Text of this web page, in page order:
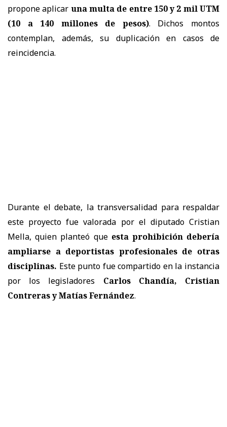
propone aplicar una multa de entre 150 y 2 mil UTM
(10 a 140 millones de pesos). Dichos montos
contemplan, además, su duplicación en casos de
reincidencia.
Durante el debate, la transversalidad para respaldar
este proyecto fue valorada por el diputado Cristian
Mella, quien planteó que esta prohibición debería
ampliarse a deportistas profesionales de otras
disciplinas. Este punto fue compartido en la instancia
por los legisladores Carlos Chandía, Cristian
Contreras y Matías Fernández.